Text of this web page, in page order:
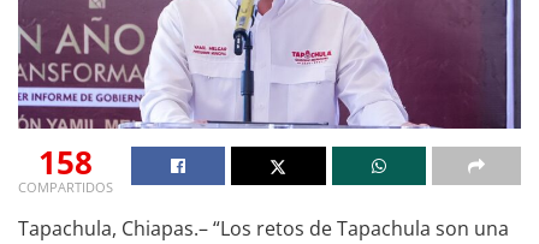
158
COMPARTIDOS
Tapachula, Chiapas.– “Los retos de Tapachula son una